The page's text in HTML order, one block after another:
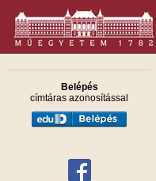
Belépés
címtáras azonosítással